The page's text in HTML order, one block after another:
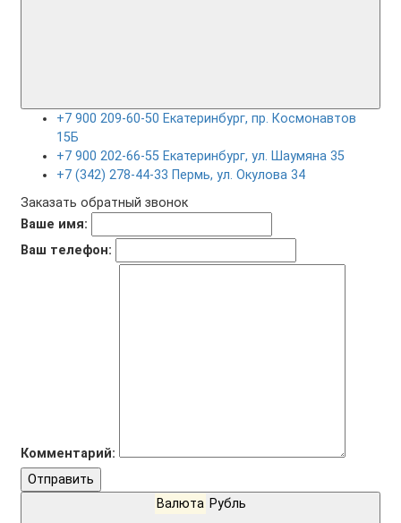
+7 900 209-60-50 Екатеринбург, пр. Космонавтов
15Б
+7 900 202-66-55 Екатеринбург, ул. Шаумяна 35
+7 (342) 278-44-33 Пермь, ул. Окулова 34
Заказать обратный звонок
Ваше имя:
Ваш телефон:
Комментарий:
Отправить
Валюта Рубль